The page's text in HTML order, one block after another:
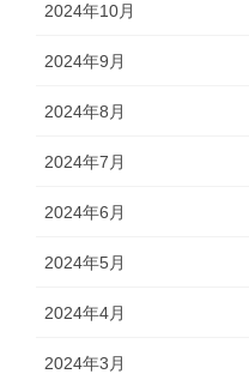
2024年10月
2024年9月
2024年8月
2024年7月
2024年6月
2024年5月
2024年4月
2024年3月